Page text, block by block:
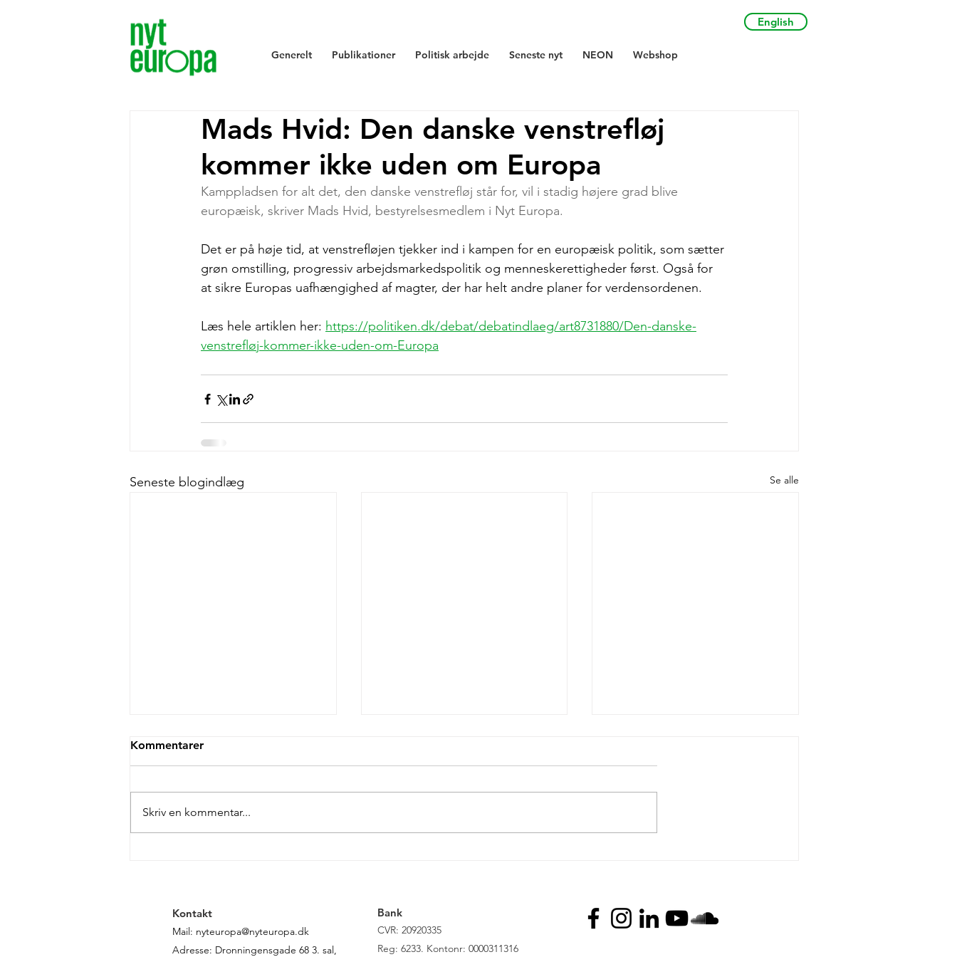
Generelt Publikationer Politisk arbejde Seneste nyt NEON Webshop
English
Mads Hvid: Den danske venstrefløj
kommer ikke uden om Europa
Kamppladsen for alt det, den danske venstrefløj står for, vil i stadig højere grad blive
europæisk, skriver Mads Hvid, bestyrelsesmedlem i Nyt Europa.
Det er på høje tid, at venstrefløjen tjekker ind i kampen for en europæisk politik, som sætter
grøn omstilling, progressiv arbejdsmarkedspolitik og menneskerettigheder først. Også for
at sikre Europas uafhængighed af magter, der har helt andre planer for verdensordenen.
Læs hele artiklen her: https://politiken.dk/debat/debatindlaeg/art8731880/Den-danske-
venstrefløj-kommer-ikke-uden-om-Europa
Seneste blogindlæg Se alle
Glædelig Grundlovsdag
Kommentarer
Skriv en kommentar...
Kontakt
Mail: nyteuropa@nyteuropa.dk
Adresse: Dronningensgade 68 3. sal,
Bank
CVR: 20920335
Reg: 6233. Kontonr: 0000311316